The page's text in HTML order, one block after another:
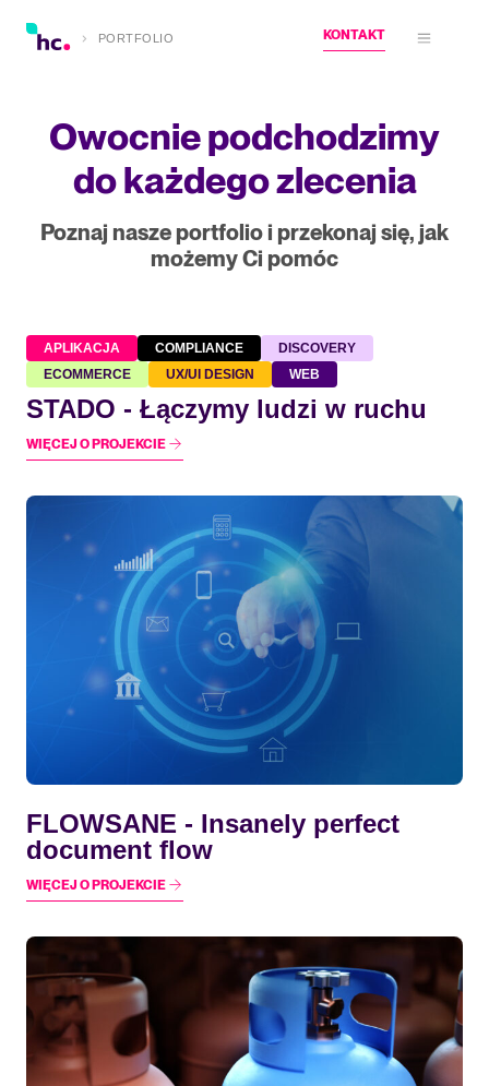
PORTFOLIO KONTAKT
Otwórz
Owocnie podchodzimy
do każdego zlecenia
Poznaj nasze portfolio i przekonaj się, jak
możemy Ci pomóc
APLIKACJA COMPLIANCE
DISCOVERY
ECOMMERCE
UX/UI DESIGN WEB
STADO - Łączymy ludzi w ruchu
WIĘCEJ O PROJEKCIE
FLOWSANE - Insanely perfect
document flow
WIĘCEJ O PROJEKCIE